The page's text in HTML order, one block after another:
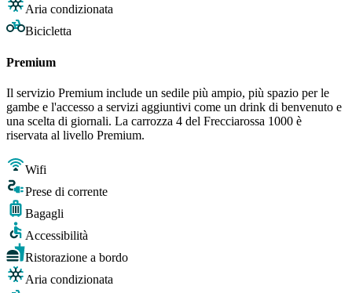
Aria condizionata
Bicicletta
Premium
Il servizio Premium include un sedile più ampio, più spazio per le
gambe e l'accesso a servizi aggiuntivi come un drink di benvenuto e
una scelta di giornali. La carrozza 4 del Frecciarossa 1000 è
riservata al livello Premium.
Wifi
Prese di corrente
Bagagli
Accessibilità
Ristorazione a bordo
Aria condizionata